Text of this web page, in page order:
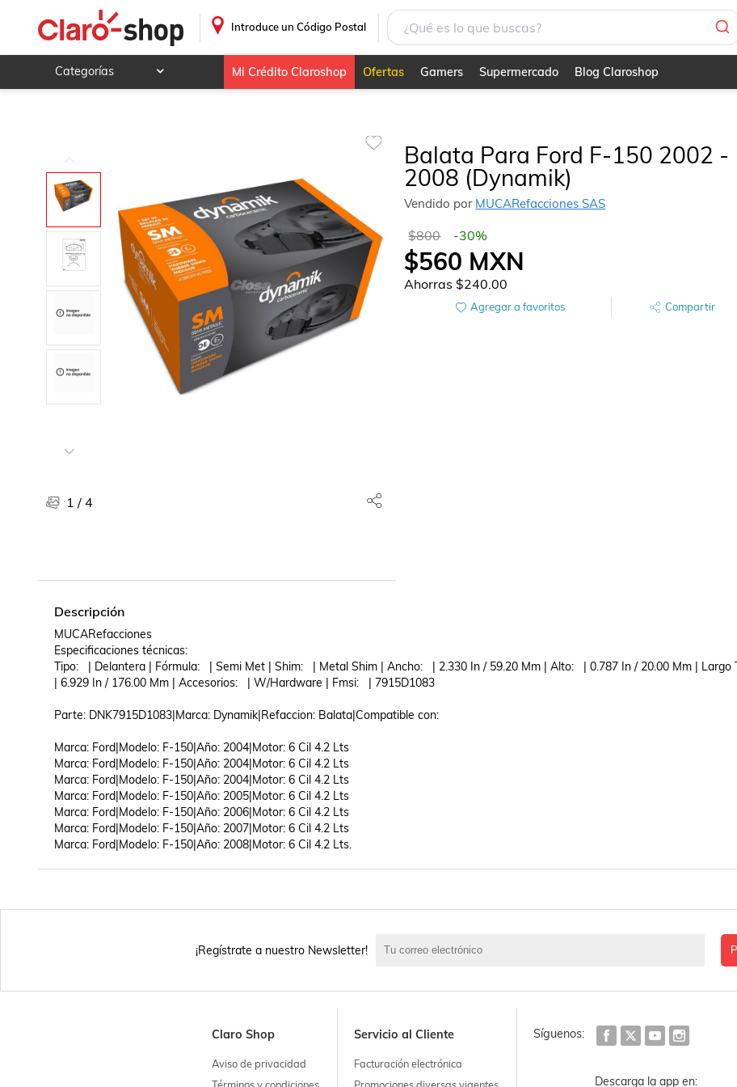
Introduce un Código Postal
Categorías
Deportes y ocio
Animales y mascotas
Ferretería y autos
Ropa, calzado y accesorios
Salud, belleza y cuidado personal
Juegos y juguetes
Libros, revistas y comics
Películas, series de tv y música
Mi Crédito Claroshop Ofertas Gamers Supermercado Blog Claroshop
1 / 4
Balata Para Ford F-150 2002 -
2008 (Dynamik)
Vendido por MUCARefacciones SAS
$800 -30%
$560 MXN
Ahorras$240.00
Agregar a favoritos Compartir
Descripción
MUCARefacciones
Especificaciones técnicas:
Tipo:   | Delantera | Fórmula:   | Semi Met | Shim:   | Metal Shim | Ancho:   | 2.330 In / 59.20 Mm | Alto:   | 0.787 In / 20.00 Mm | Largo
| 6.929 In / 176.00 Mm | Accesorios:   | W/Hardware | Fmsi:   | 7915D1083
Parte: DNK7915D1083|Marca: Dynamik|Refaccion: Balata|Compatible con:
Marca: Ford|Modelo: F-150|Año: 2004|Motor: 6 Cil 4.2 Lts
Marca: Ford|Modelo: F-150|Año: 2004|Motor: 6 Cil 4.2 Lts
Marca: Ford|Modelo: F-150|Año: 2004|Motor: 6 Cil 4.2 Lts
Marca: Ford|Modelo: F-150|Año: 2005|Motor: 6 Cil 4.2 Lts
Marca: Ford|Modelo: F-150|Año: 2006|Motor: 6 Cil 4.2 Lts
Marca: Ford|Modelo: F-150|Año: 2007|Motor: 6 Cil 4.2 Lts
Marca: Ford|Modelo: F-150|Año: 2008|Motor: 6 Cil 4.2 Lts.
¡Regístrate a nuestro Newsletter!
Claro Shop
Aviso de privacidad
Términos y condiciones
Servicio al Cliente
Facturación electrónica
Promociones diversas vigentes
Síguenos:
Descarga la app en: